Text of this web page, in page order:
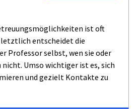
ist oft
entscheidet die
Professor selbst, wen sie oder
Umso wichtiger ist es, sich
und gezielt Kontakte zu